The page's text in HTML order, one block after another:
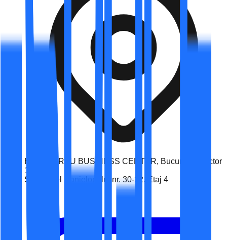
HERASTRAU BUSINESS CENTER, București, Sector
1
Str. Daniel Danielopolu, nr. 30-32, Etaj 4